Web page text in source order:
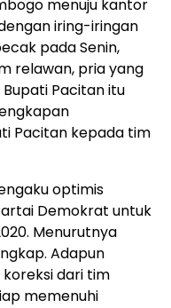
menuju kantor
iring-iringan
pada Senin,
relawan, pria yang
Pacitan itu
Pacitan kepada tim
optimis
Demokrat untuk
Menurutnya
Adapun
dari tim
memenuhi